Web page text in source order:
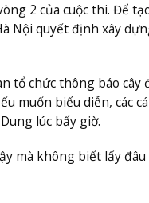
2 của cuộc thi. Để
Nội quyết định xây
chức thông báo cây
muốn biểu diễn, các
lúc bấy giờ.
mà không biết lấy